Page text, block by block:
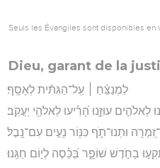
Seuls les Évangiles sont disponibles en
Dieu, garant de la
לַמְנַצֵּ֬חַ ׀ עַֽל־הַגִּתִּ֬ית לְאָסָֽף׃
לֵאלֹהִ֣ים עוּזֵּ֑נוּ הָ֝רִ֗יעוּ לֵאלֹהֵ֥י יַעֲקֹֽב׃
וּתְנוּ־תֹ֑ף כִּנּ֖וֹר נָעִ֣ים עִם־נָֽבֶל׃
בַחֹ֣דֶשׁ שׁוֹפָ֑ר בַּ֝כֵּ֗סֶה לְי֣וֹם חַגֵּֽנוּ׃